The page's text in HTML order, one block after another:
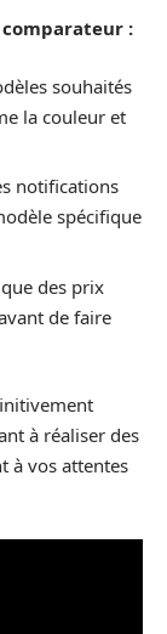
:
souhaités
la couleur et
notifications
spécifique
des prix
de faire
à réaliser des
à vos attentes